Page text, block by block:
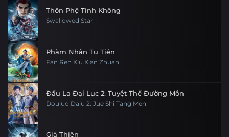
Thôn Phệ Tinh Không
Swallowed Star
Phàm Nhân Tu Tiên
Fan Ren Xiu Xian Zhuan
Đấu La Đại Lục 2: Tuyệt Thế Đường Môn
Douluo Dalu 2: Jue Shi Tang Men
Già Thiên